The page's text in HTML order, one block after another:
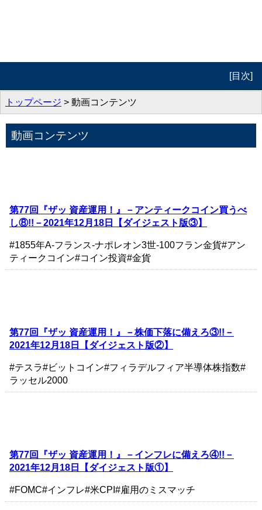
[目次]
トップページ
プロフィール
動画コンテンツ
トップページ > 動画コンテンツ
動画コンテンツ
第77回『ザッ 資産運用！』－アンティークコイン買うべ
し⑧!!－2021年12月18日【ダイジェスト版③】
#1855年A-フランス-ナポレオン3世-100フラン金貨#アン
ティークコイン#コイン投資#金貨
第77回『ザッ 資産運用！』－株価下落に備えろ③!!－
2021年12月18日【ダイジェスト版②】
#テスラ#ビットコイン#フィラデルフィア半導体株指数#
ラッセル2000
第77回『ザッ 資産運用！』－インフレに備えろ④!!－
2021年12月18日【ダイジェスト版①】
#FOMC#インフレ#米CPI #雇用のミスマッチ